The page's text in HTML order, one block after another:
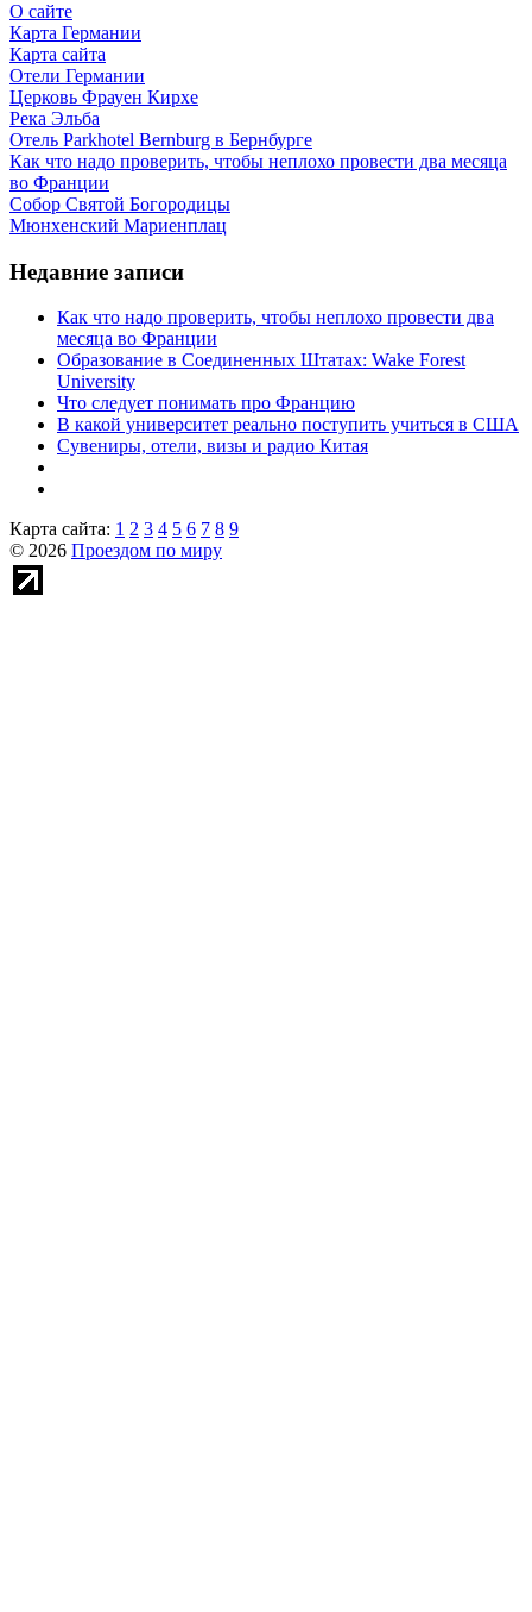
О сайте
Карта Германии
Карта сайта
Отели Германии
Церковь Фрауен Кирхе
Река Эльба
Отель Parkhotel Bernburg в Бернбурге
Как что надо проверить, чтобы неплохо провести два месяца
во Франции
Собор Святой Богородицы
Мюнхенский Мариенплац
Недавние записи
Как что надо проверить, чтобы неплохо провести два
месяца во Франции
Образование в Соединенных Штатах: Wake Forest
University
Что следует понимать про Францию
В какой университет реально поступить учиться в США
Сувениры, отели, визы и радио Китая
Карта сайта: 1 2 3 4 5 6 7 8 9
© 2026 Проездом по миру